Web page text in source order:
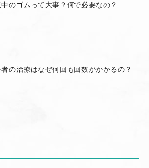
中のゴムって大事？何で必要なの？
者の治療はなぜ何回も回数がかかるの？